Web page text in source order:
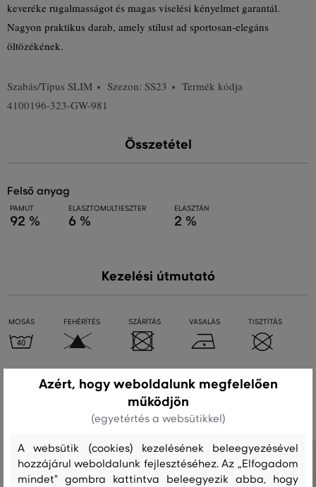
keveréke rugalmasságot és magas viselési kényelmet garantál.
Nagyon praktikus darab, amely stílust ad sportosan-elegáns
öltözékének.
Szabás/Típus SLIM Szezon: SS23
Termék kódja
4100196-323-GW-981
Összetétel
felső anyag
PAMUT
92 %
ELASZTOMULTIESZTER
6 %
ELASZTÁN
2 %
Kezelési útmutató
MOSÁS FEHÉRÍTÉS SZÁRÍTÁS VASALÁS TISZTÍTÁS
Ajánlott termékek
Azért, hogy weboldalunk megfelelően
működjön
(egyetértés a websütikkel)
A websütik (cookies) kezelésének beleegyezésével
hozzájárul weboldalunk fejlesztéséhez. Az „Elfogadom
mindet" gombra kattintva beleegyezik abba, hogy